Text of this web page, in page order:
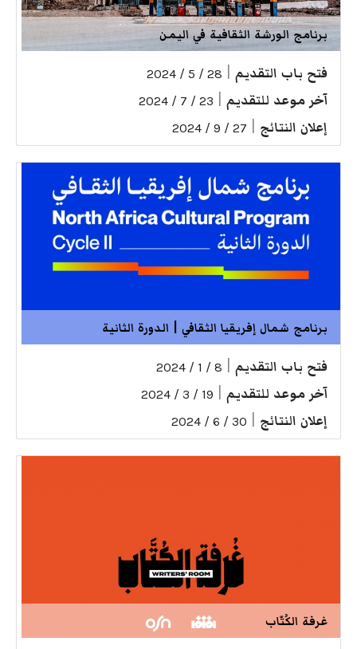
برنامج الورشة الثقافية في اليمن
فتح باب التقديم 28 / 5 / 2024
آخر موعد للتقديم 23 / 7 / 2024
إعلان النتائج 27 / 9 / 2024
برنامج شمال إفريقيا الثقافي | الدورة الثانية
فتح باب التقديم 8 / 1 / 2024
آخر موعد للتقديم 19 / 3 / 2024
إعلان النتائج 30 / 6 / 2024
غرفة الكُتّاب